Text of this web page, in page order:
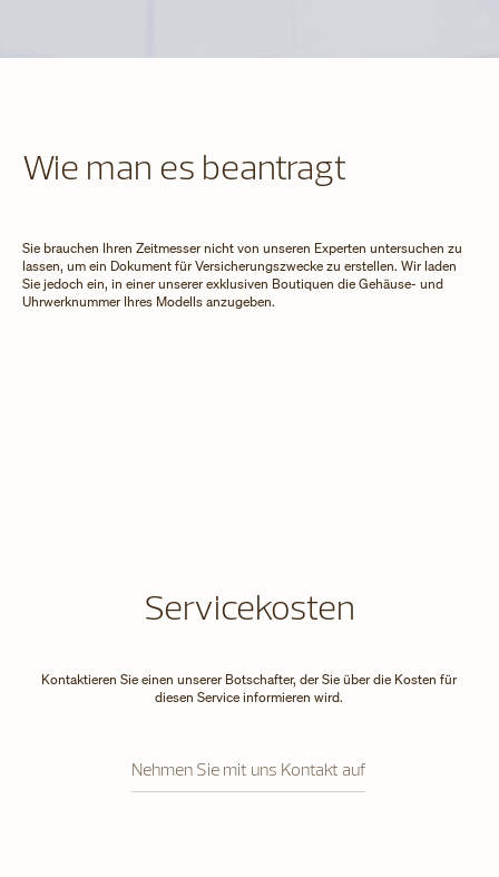
Wie man es beantragt
Sie brauchen Ihren Zeitmesser nicht von unseren Experten untersuchen zu
lassen, um ein Dokument für Versicherungszwecke zu erstellen. Wir laden
Sie jedoch ein, in einer unserer exklusiven Boutiquen die Gehäuse- und
Uhrwerknummer Ihres Modells anzugeben.
Servicekosten
Kontaktieren Sie einen unserer Botschafter, der Sie über die Kosten für
diesen Service informieren wird.
Nehmen Sie mit uns Kontakt auf